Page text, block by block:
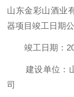
山东金彩山酒业
器项目竣工日期
竣工日期：
建设单位：
司